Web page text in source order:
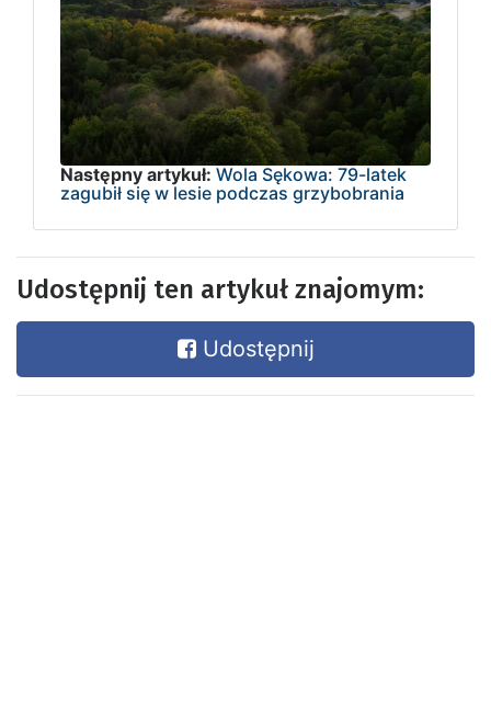
Następny artykuł: Wola Sękowa: 79-latek
zagubił się w lesie podczas grzybobrania
Udostępnij ten artykuł znajomym:
Udostępnij